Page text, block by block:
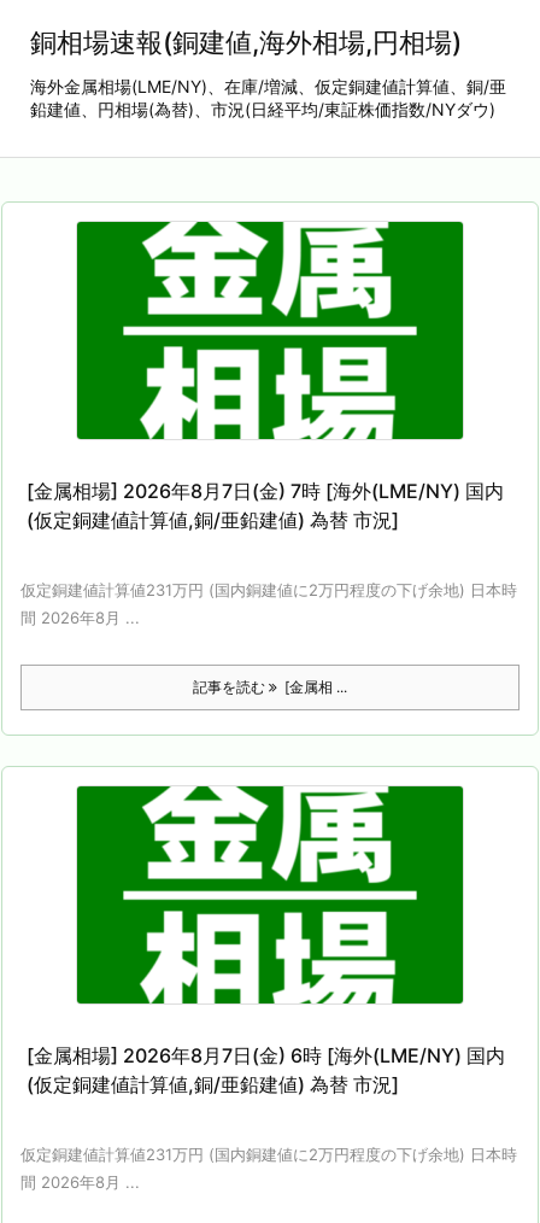
銅相場速報(銅建値,海外相場,円相場)
海外金属相場(LME/NY)、在庫/増減、仮定銅建値計算値、銅/亜
鉛建値、円相場(為替)、市況(日経平均/東証株価指数/NYダウ)
[金属相場] 2026年8月7日(金) 7時 [海外(LME/NY) 国内
(仮定銅建値計算値,銅/亜鉛建値) 為替 市況]
仮定銅建値計算値231万円 (国内銅建値に2万円程度の下げ余地) 日本時
間 2026年8月 ...
記事を読む [金属相 ...
[金属相場] 2026年8月7日(金) 6時 [海外(LME/NY) 国内
(仮定銅建値計算値,銅/亜鉛建値) 為替 市況]
仮定銅建値計算値231万円 (国内銅建値に2万円程度の下げ余地) 日本時
間 2026年8月 ...